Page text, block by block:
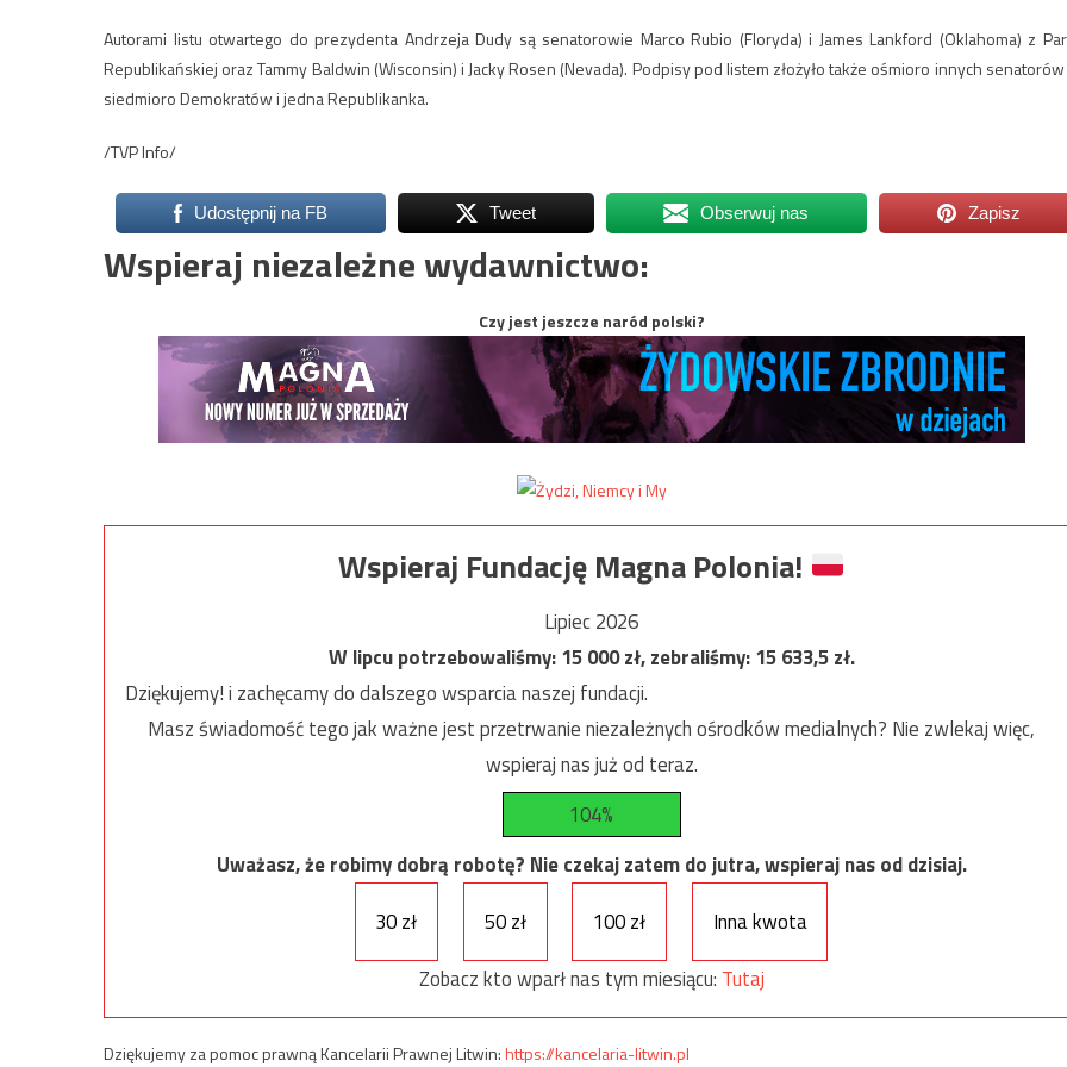
Autorami listu otwartego do prezydenta Andrzeja Dudy są senatorowie Marco Rubio (Floryda) i James Lankford (Oklahoma) z
Republikańskiej oraz Tammy Baldwin (Wisconsin) i Jacky Rosen (Nevada). Podpisy pod listem złożyło także ośmioro innych
siedmioro Demokratów i jedna Republikanka.
/TVP Info/
Udostępnij na FB Tweet Obserwuj nas Zapisz
Wspieraj niezależne wydawnictwo:
Czy jest jeszcze naród polski?
Wspieraj Fundację Magna Polonia!
Lipiec 2026
W lipcu potrzebowaliśmy:15 000zł, zebraliśmy:15 633,5zł.
Dziękujemy! i zachęcamy do dalszego wsparcia naszej fundacji.
Masz świadomość tego jak ważne jest przetrwanie niezależnych ośrodków medialnych? Nie zwlekaj więc,
wspieraj nas już od teraz.
104%
Uważasz, że robimy dobrą robotę? Nie czekaj zatem do jutra, wspieraj nas od dzisiaj.
30 zł
50 zł 100 zł
Inna kwota
Zobacz kto wparł nas tym miesiącu: Tutaj
Dziękujemy za pomoc prawną Kancelarii Prawnej Litwin:https://kancelaria-litwin.pl